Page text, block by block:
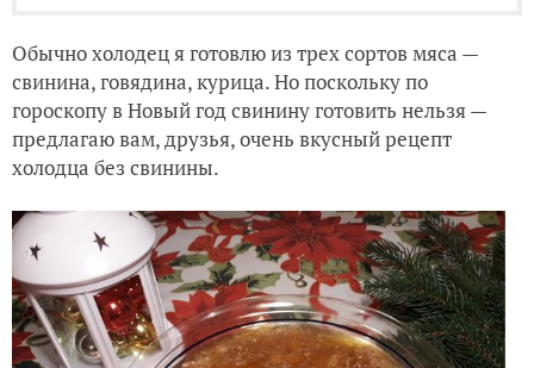
Обычно холодец я готовлю из трех сортов мяса —
свинина, говядина, курица. Но поскольку по
гороскопу в Новый год свинину готовить нельзя —
предлагаю вам, друзья, очень вкусный рецепт
холодца без свинины.